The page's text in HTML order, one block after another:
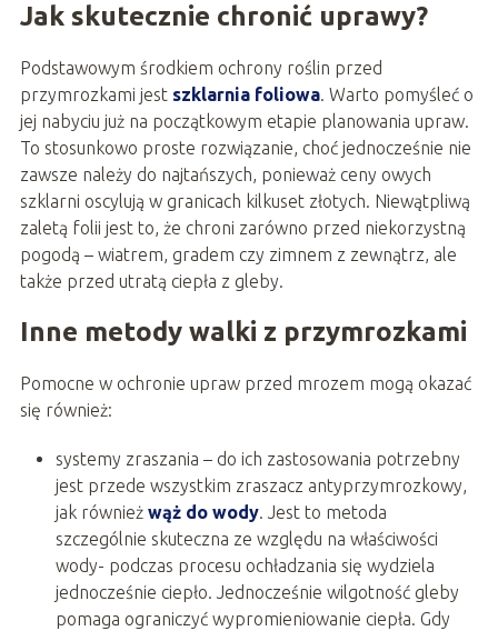
Jak skutecznie chronić uprawy?
Podstawowym środkiem ochrony roślin przed
przymrozkami jest szklarnia foliowa. Warto pomyśleć o
jej nabyciu już na początkowym etapie planowania upraw.
To stosunkowo proste rozwiązanie, choć jednocześnie nie
zawsze należy do najtańszych, ponieważ ceny owych
szklarni oscylują w granicach kilkuset złotych. Niewątpliwą
zaletą folii jest to, że chroni zarówno przed niekorzystną
pogodą – wiatrem, gradem czy zimnem z zewnątrz, ale
także przed utratą ciepła z gleby.
Inne metody walki z przymrozkami
Pomocne w ochronie upraw przed mrozem mogą okazać
się również:
systemy zraszania – do ich zastosowania potrzebny
jest przede wszystkim zraszacz antyprzymrozkowy,
jak również wąż do wody. Jest to metoda
szczególnie skuteczna ze względu na właściwości
wody- podczas procesu ochładzania się wydziela
jednocześnie ciepło. Jednocześnie wilgotność gleby
pomaga ograniczyć wypromieniowanie ciepła. Gdy